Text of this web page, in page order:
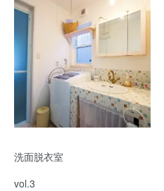
洗面脱衣室
vol.3